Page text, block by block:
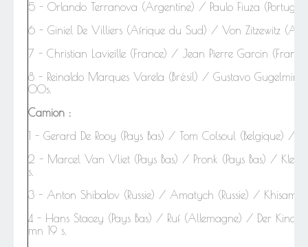
5 - Orlando Terranova (Argentine) / Paulo Fiuza
6 - Giniel De Villiers (Afrique du Sud) / Von Zitzewitz
7 - Christian Lavieille (France) / Jean Pierre Garcin
8 - Reinaldo Marques Varela (Brésil) / Gustavo Gugelmin
00s.
Camion :
1 - Gerard
De Rooy (Pays Bas) / Tom Colsoul (Belgique) /
2 - Marcel Van Vliet (Pays Bas) / Pronk (Pays Bas) /
s.
3 - Anton Shibalov (Russie) / Amatych (Russie) /
4 - Hans Stacey (Pays Bas) / Ruf (Allemagne) / Der
mn 19 s.